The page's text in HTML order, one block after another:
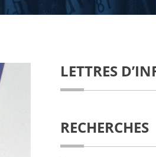
LETTRES
RECHERCHES